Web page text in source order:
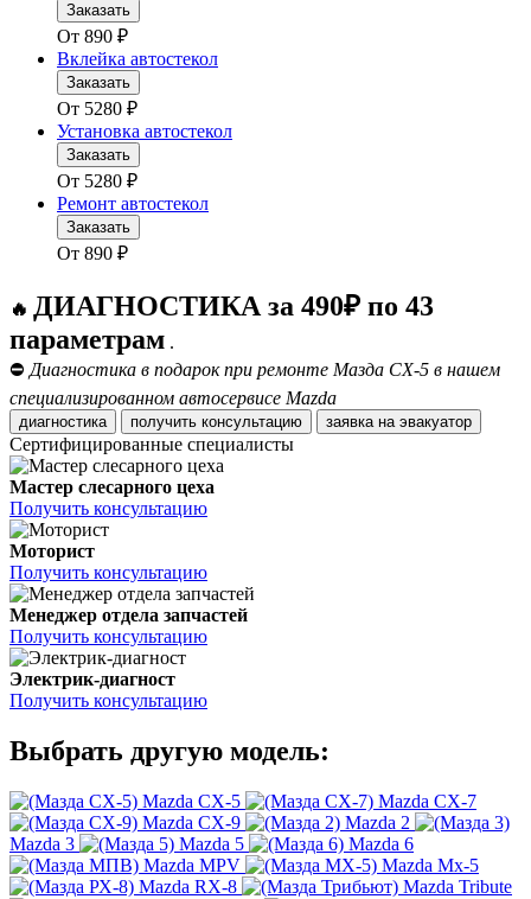
Заказать
От 890 ₽
Вклейка автостекол
Заказать
От 5280 ₽
Установка автостекол
Заказать
От 5280 ₽
Ремонт автостекол
Заказать
От 890 ₽
🔥 ДИАГНОСТИКА за 490₽ по 43
параметрам .
⛔ Диагностика в подарок при ремонте Мазда СХ-5 в нашем
специализированном автосервисе Mazda
диагностика получить консультацию заявка на эвакуатор
Сертифицированные специалисты
Мастер слесарного цеха
Получить консультацию
Моторист
Получить консультацию
Менеджер отдела запчастей
Получить консультацию
Электрик-диагност
Получить консультацию
Выбрать другую модель:
Mazda CX-5
Mazda CX-7
Mazda CX-9
Mazda 2
Mazda 3
Mazda 5
Mazda 6
Mazda MPV
Mazda Mx-5
Mazda RX-8
Mazda Tribute